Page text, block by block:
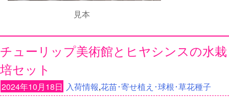
見本
チューリップ美術館とヒヤシンスの水栽
培セット
2024年10月18日 入荷情報,花苗･寄せ植え･球根･草花種子